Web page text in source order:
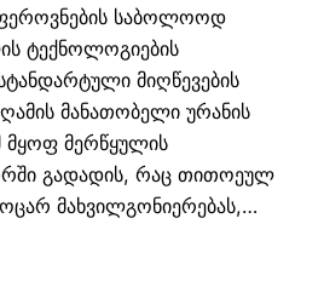
საბოლოოდ
ტექნოლოგიების
მიღწევების
მანათობელი ურანის
მყოფ მერწყულის
გადადის, რაც თითოეულ
მახვილგონიერებას,…